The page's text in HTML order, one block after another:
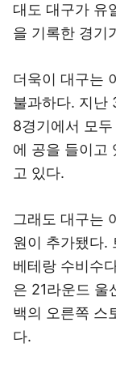
대도 대구가 유
을 기록한 경기
더욱이 대구는
불과하다. 지난
8경기에서 모
에 공을 들이고
고 있다.
그래도 대구는
원이 추가됐다.
베테랑 수비수
은 21라운드 울
백의 오른쪽 스
다.